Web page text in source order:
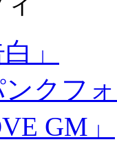
」
クフ
GM」